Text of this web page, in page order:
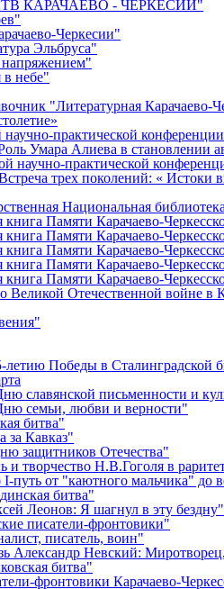
КАРАЧАЕВО - ЧЕРКЕСИИ"
Черкесии"
Эльбруса"
небе"
"Литературная Карачаево-
практической
Умара Алиева в становлении
научно-практической
трех поколений: «
Национальная
Памяти Карачаево-
Памяти Карачаево-
Памяти Карачаево-
Памяти Карачаево-
Памяти Карачаево-
Отечественной войне в
летию Победы в Сталинградской
славянской письменности и
семьи, любви и верности"
битва"
за Кавказ"
защитников Отечества"
и творчество Н.В.Гоголя в
путь от "каютного мальчика" до
битва"
Леонов: Я шагнул в эту бездну"
писатели-фронтовики"
писатель, воин"
Александр Невский:
битва"
фронтовики Карачаево-